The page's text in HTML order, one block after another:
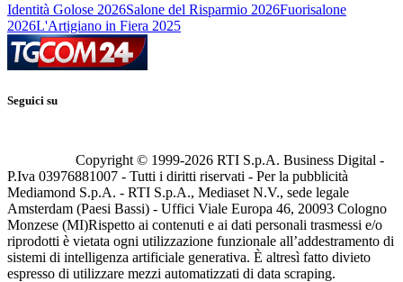
Identità Golose 2026Salone del Risparmio 2026Fuorisalone
2026L'Artigiano in Fiera 2025
Seguici su
Copyright © 1999-2026 RTI S.p.A. Business Digital -
P.Iva 03976881007 - Tutti i diritti riservati - Per la pubblicità
Mediamond S.p.A. - RTI S.p.A., Mediaset N.V., sede legale
Amsterdam (Paesi Bassi) - Uffici Viale Europa 46, 20093 Cologno
Monzese (MI)Rispetto ai contenuti e ai dati personali trasmessi e/o
riprodotti è vietata ogni utilizzazione funzionale all’addestramento di
sistemi di intelligenza artificiale generativa. È altresì fatto divieto
espresso di utilizzare mezzi automatizzati di data scraping.